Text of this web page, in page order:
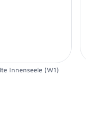
Innenseele (W1)